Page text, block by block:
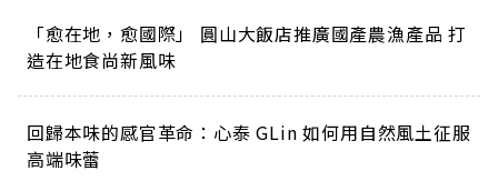
「愈在地，愈國際」 圓山大飯店推廣國產農漁產品 打
造在地食尚新風味
回歸本味的感官革命：心泰 GLin 如何用自然風土征服
高端味蕾